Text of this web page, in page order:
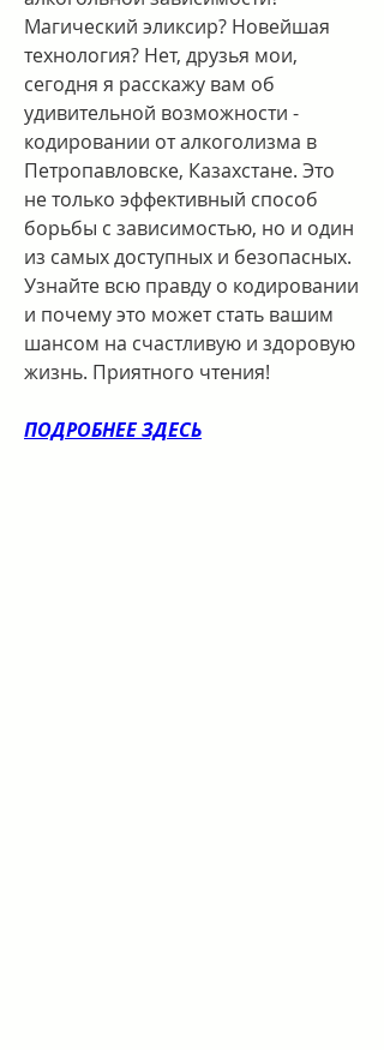
Магический эликсир? Новейшая
технология? Нет, друзья мои,
сегодня я расскажу вам об
удивительной возможности -
кодировании от алкоголизма в
Петропавловске, Казахстане. Это
не только эффективный способ
борьбы с зависимостью, но и один
из самых доступных и безопасных.
Узнайте всю правду о кодировании
и почему это может стать вашим
шансом на счастливую и здоровую
жизнь. Приятного чтения!
ПОДРОБНЕЕ ЗДЕСЬ